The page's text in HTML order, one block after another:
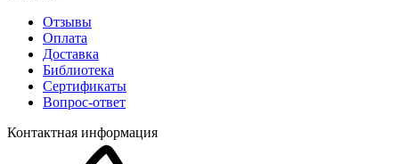
Отзывы
Оплата
Доставка
Библиотека
Сертификаты
Вопрос-ответ
Контактная информация